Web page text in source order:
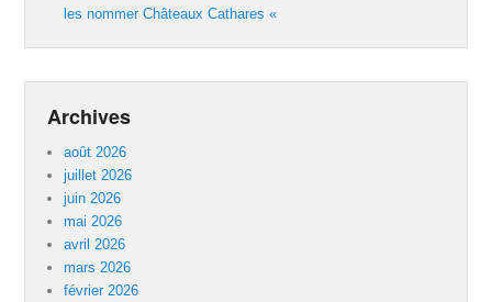
les nommer Châteaux Cathares «
Archives
août 2026
juillet 2026
juin 2026
mai 2026
avril 2026
mars 2026
février 2026